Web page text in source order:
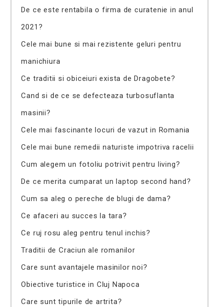
De ce este rentabila o firma de curatenie in anul
2021?
Cele mai bune si mai rezistente geluri pentru
manichiura
Ce traditii si obiceiuri exista de Dragobete?
Cand si de ce se defecteaza turbosuflanta
masinii?
Cele mai fascinante locuri de vazut in Romania
Cele mai bune remedii naturiste impotriva racelii
Cum alegem un fotoliu potrivit pentru living?
De ce merita cumparat un laptop second hand?
Cum sa aleg o pereche de blugi de dama?
Ce afaceri au succes la tara?
Ce ruj rosu aleg pentru tenul inchis?
Traditii de Craciun ale romanilor
Care sunt avantajele masinilor noi?
Obiective turistice in Cluj Napoca
Care sunt tipurile de artrita?